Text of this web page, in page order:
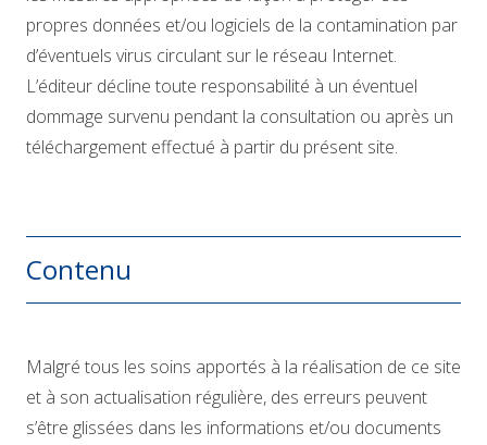
propres données et/ou logiciels de la contamination par
d’éventuels virus circulant sur le réseau Internet.
L’éditeur décline toute responsabilité à un éventuel
dommage survenu pendant la consultation ou après un
téléchargement effectué à partir du présent site.
Contenu
Malgré tous les soins apportés à la réalisation de ce site
et à son actualisation régulière, des erreurs peuvent
s’être glissées dans les informations et/ou documents